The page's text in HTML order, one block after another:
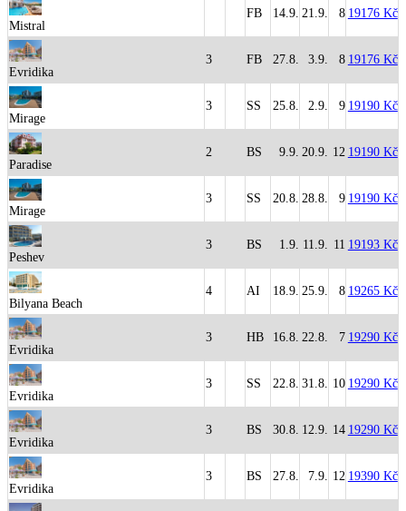
Mistral
FB 14.9. 21.9. 8 19176 Kč
Evridika
3 FB 27.8. 3.9. 8 19176 Kč
Mirage
3 SS 25.8. 2.9. 9 19190 Kč
Paradise
2 BS 9.9. 20.9. 12 19190 Kč
Mirage
3 SS 20.8. 28.8. 9 19190 Kč
Peshev
3 BS 1.9. 11.9. 11 19193 Kč
Bilyana Beach
4 AI 18.9. 25.9. 8 19265 Kč
Evridika
3 HB 16.8. 22.8. 7 19290 Kč
Evridika
3 SS 22.8. 31.8. 10 19290 Kč
Evridika
3 BS 30.8. 12.9. 14 19290 Kč
Evridika
3 BS 27.8. 7.9. 12 19390 Kč